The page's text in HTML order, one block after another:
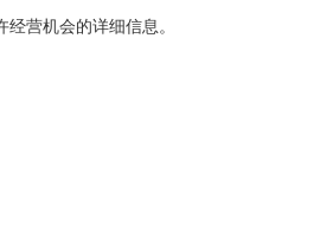
营机会的详细信息。